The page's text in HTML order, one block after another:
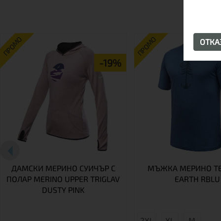
ПРОМО
-19%
ДАМСКИ МЕРИНО СУИЧЪР С
ПОЛАР MERINO UPPER TRIGLAV
DUSTY PINK
ПРОМО
МЪЖКА МЕРИНО
EARTH RBLU